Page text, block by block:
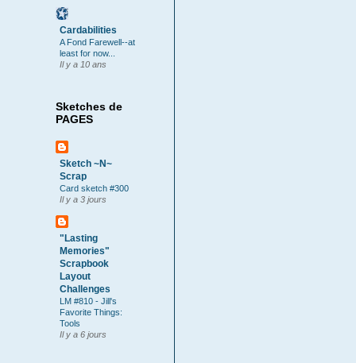
Cardabilities
A Fond Farewell--at
least for now...
Il y a 10 ans
Sketches de
PAGES
Sketch ~N~
Scrap
Card sketch #300
Il y a 3 jours
"Lasting
Memories"
Scrapbook
Layout
Challenges
LM #810 - Jill's
Favorite Things:
Tools
Il y a 6 jours